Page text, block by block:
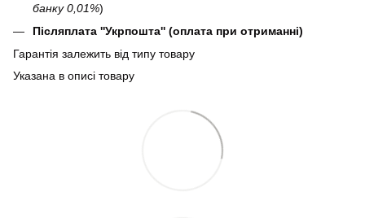
банку 0,01%)
Післяплата ''Укрпошта'' (оплата при отриманні)
Гарантія залежить від типу товару
Указана в описі товару